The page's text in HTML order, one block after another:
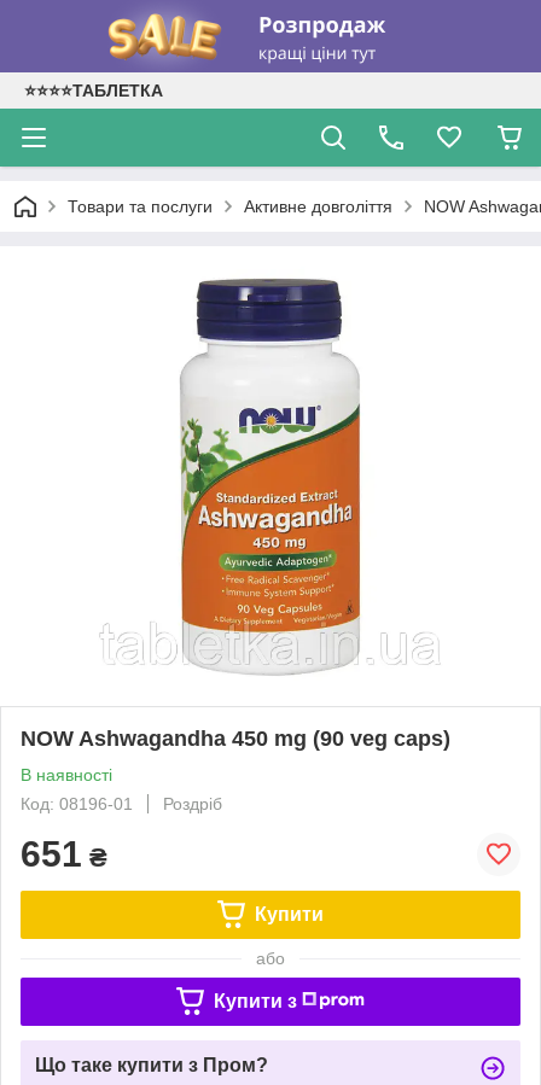
⭐⭐⭐⭐ТАБЛЕТКА
Товари та послуги Активне довголіття NOW
NOW Ashwagandha 450 mg (90 veg caps)
В наявності
Код: 08196-01
Роздріб
651 ₴
Купити
або
Купити з
Що таке купити з Пром?